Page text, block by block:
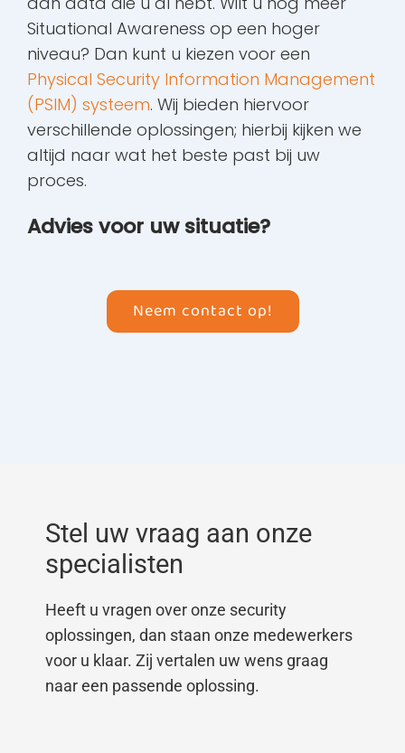
Situational Awareness op een hoger
niveau? Dan kunt u kiezen voor een
Physical Security Information Management
(PSIM) systeem. Wij bieden hiervoor
verschillende oplossingen; hierbij kijken we
altijd naar wat het beste past bij uw
proces.
Advies voor uw situatie?
Neem contact op!
Stel uw vraag aan onze
specialisten
Heeft u vragen over onze security
oplossingen, dan staan onze medewerkers
voor u klaar. Zij vertalen uw wens graag
naar een passende oplossing.